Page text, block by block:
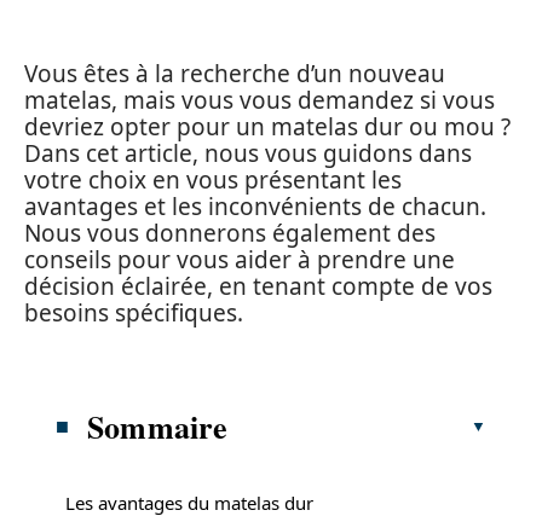
Vous êtes à la recherche d’un nouveau
matelas, mais vous vous demandez si vous
devriez opter pour un matelas dur ou mou ?
Dans cet article, nous vous guidons dans
votre choix en vous présentant les
avantages et les inconvénients de chacun.
Nous vous donnerons également des
conseils pour vous aider à prendre une
décision éclairée, en tenant compte de vos
besoins spécifiques.
Sommaire
Les avantages du matelas dur